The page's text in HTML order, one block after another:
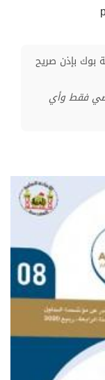
بوك بإذن صريح
فقط وأي